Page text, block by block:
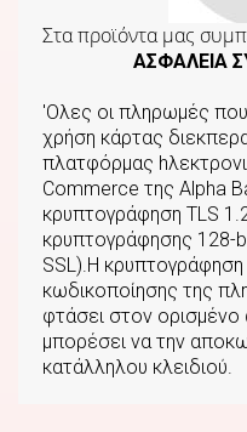
Στα προϊόντα μας
ΑΣΦΑΛΕΙΑ
'Ολες οι πληρωμές
χρήση κάρτας
πλατφόρμας
Commerce της Αlpha
κρυπτογράφηση TLS
κρυπτογράφησης 128-
SSL).Η κρυπτογράφηση
κωδικοποίησης της
φτάσει στον
μπορέσει να την
κατάλληλου κλειδιού.